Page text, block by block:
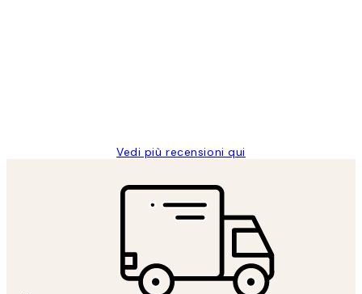
Vedi più recensioni qui